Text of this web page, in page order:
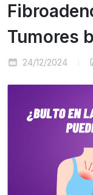
Tumores
24/12/2024